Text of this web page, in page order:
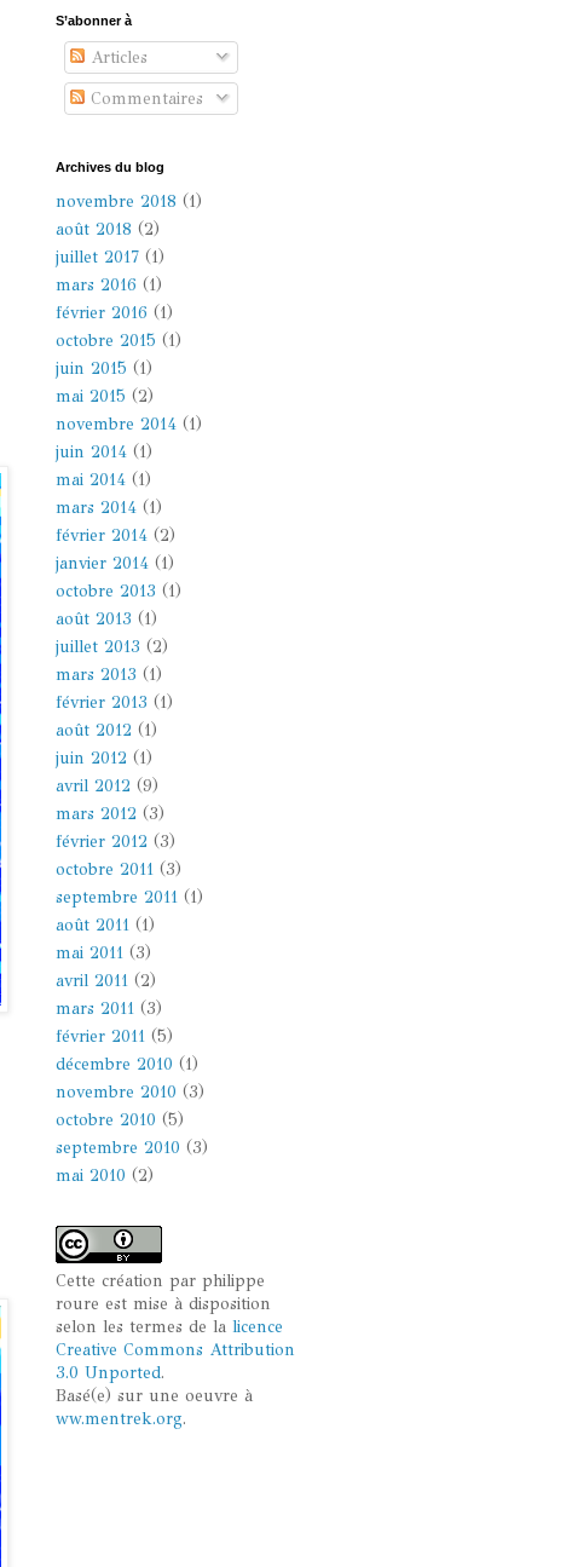
S’abonner à
Articles
Commentaires
Archives du blog
novembre 2018 (1)
août 2018 (2)
juillet 2017 (1)
mars 2016 (1)
février 2016 (1)
octobre 2015 (1)
juin 2015 (1)
mai 2015 (2)
novembre 2014 (1)
juin 2014 (1)
mai 2014 (1)
mars 2014 (1)
février 2014 (2)
janvier 2014 (1)
octobre 2013 (1)
août 2013 (1)
juillet 2013 (2)
mars 2013 (1)
février 2013 (1)
août 2012 (1)
juin 2012 (1)
avril 2012 (9)
mars 2012 (3)
février 2012 (3)
octobre 2011 (3)
septembre 2011 (1)
août 2011 (1)
mai 2011 (3)
avril 2011 (2)
mars 2011 (3)
février 2011 (5)
décembre 2010 (1)
novembre 2010 (3)
octobre 2010 (5)
septembre 2010 (3)
mai 2010 (2)
Cette création par philippe
roure est mise à disposition
selon les termes de la licence
Creative Commons Attribution
3.0 Unported.
Basé(e) sur une oeuvre à
ww.mentrek.org.